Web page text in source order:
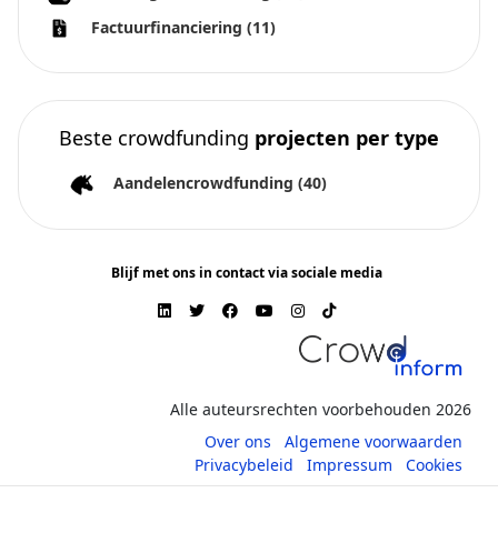
Factuurfinanciering (11)
Beste crowdfunding projecten per type
Aandelencrowdfunding (40)
Blijf met ons in contact via sociale media
Alle auteursrechten voorbehouden 2026
Over ons
Algemene voorwaarden
Privacybeleid
Impressum Cookies